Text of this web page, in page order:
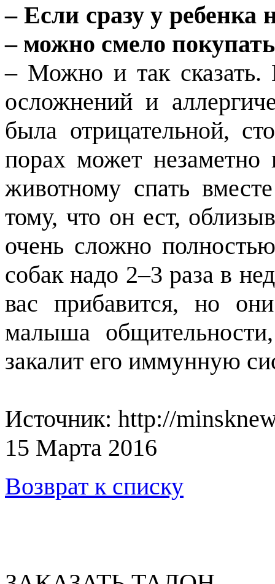
– Если сразу у ребенка
– можно смело
– Можно и так сказать.
осложнений и
была отрицательной,
порах может незаметно
животному спать
тому, что он ест,
очень сложно
собак надо 2–3 раза в
вас прибавится, но
малыша
закалит его иммунную
Источник: http://
15 Марта 2016
Возврат к списку